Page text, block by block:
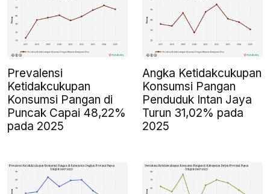
Prevalensi
Ketidakcukupan
Konsumsi Pangan di
Puncak Capai 48,22%
pada 2025
Angka Ketidakcukupan
Konsumsi Pangan
Penduduk Intan Jaya
Turun 31,02% pada
2025